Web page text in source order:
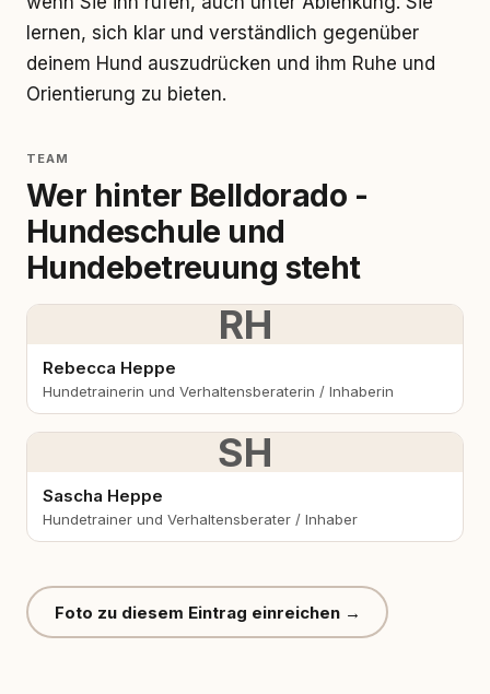
lernen, sich klar und verständlich gegenüber
deinem Hund auszudrücken und ihm Ruhe und
Orientierung zu bieten.
TEAM
Wer hinter Belldorado -
Hundeschule und
Hundebetreuung steht
RH
Rebecca Heppe
Hundetrainerin und Verhaltensberaterin / Inhaberin
SH
Sascha Heppe
Hundetrainer und Verhaltensberater / Inhaber
Foto zu diesem Eintrag einreichen →